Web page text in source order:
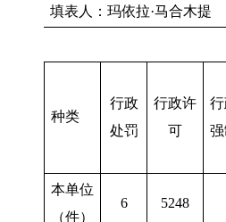
填表人：玛依拉·马合木提
种类
行政
处罚
行政许
可
强
本单位
（件）
6 5248